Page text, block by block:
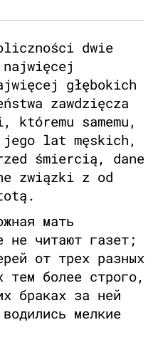
dwie
głębokich
zawdzięcza
samemu,
jego lat męskich,
śmiercią, dane
związki z od
мать
не читают газет;
от трех разных
тем более строго,
браках за ней
мелкие